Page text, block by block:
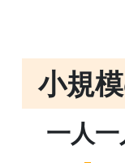
小規
一人